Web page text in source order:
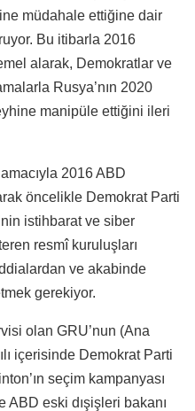
müdahale ettiğine dair
Bu itibarla 2016
alarak, Demokratlar ve
Rusya’nın 2020
manipüle ettiğini ileri
2016 ABD
öncelikle Demokrat Parti
istihbarat ve siber
resmî kuruluşları
ve akabinde
gerekiyor.
olan GRU’nun (Ana
içerisinde Demokrat Parti
seçim kampanyası
eski dışişleri bakanı